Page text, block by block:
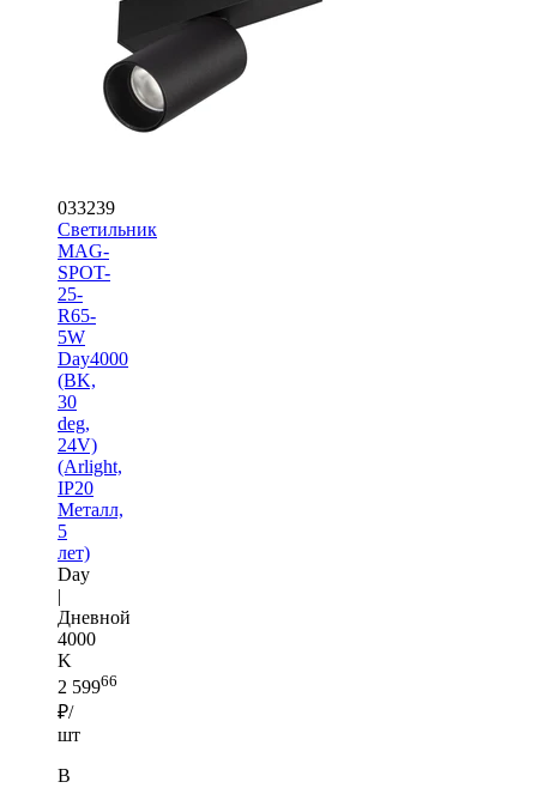
033239
Светильник
MAG-
SPOT-
25-
R65-
5W
Day4000
(BK,
30
deg,
24V)
(Arlight,
IP20
Металл,
5
лет)
Day
|
Дневной
4000
K
2 59966
₽/
шт
В